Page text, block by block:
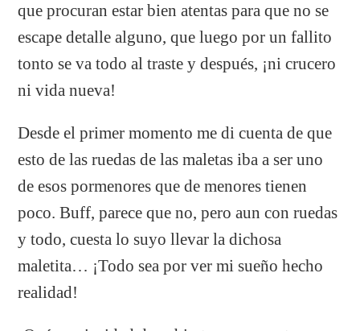
que procuran estar bien atentas para que no se
escape detalle alguno, que luego por un fallito
tonto se va todo al traste y después, ¡ni crucero
ni vida nueva!
Desde el primer momento me di cuenta de que
esto de las ruedas de las maletas iba a ser uno
de esos pormenores que de menores tienen
poco. Buff, parece que no, pero aun con ruedas
y todo, cuesta lo suyo llevar la dichosa
maletita… ¡Todo sea por ver mi sueño hecho
realidad!